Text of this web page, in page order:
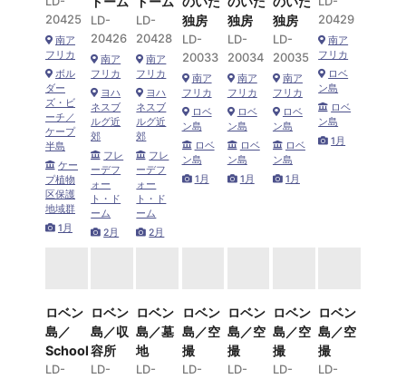
20425
南ア
フリカ
ボル
ダー
ズ・ビ
ーチ／
ケープ
半島
ケー
プ植物
区保護
地域群
1月
LD-
20426
南ア
フリカ
ヨハ
ネスブ
ルグ近
郊
フレ
ーデフ
ォー
ト・ド
ーム
2月
LD-
20428
南ア
フリカ
ヨハ
ネスブ
ルグ近
郊
フレ
ーデフ
ォー
ト・ド
ーム
2月
独房
LD-
20033
南ア
フリカ
ロベ
ン島
ロベ
ン島
1月
独房
LD-
20034
南ア
フリカ
ロベ
ン島
ロベ
ン島
1月
独房
LD-
20035
南ア
フリカ
ロベ
ン島
ロベ
ン島
1月
20429
南ア
フリカ
ロベ
ン島
ロベ
ン島
1月
ロベン
島／
School
LD-
ロベン
島／収
容所
LD-
ロベン
島／墓
地
LD-
ロベン
島／空
撮
LD-
ロベン
島／空
撮
LD-
ロベン
島／空
撮
LD-
ロベン
島／空
撮
LD-